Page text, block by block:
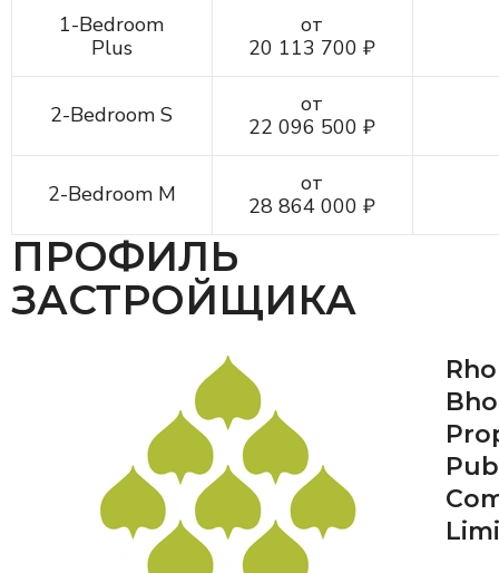
1-Bedroom
Plus
от
20 113 700 ₽
2-Bedroom S
от
22 096 500 ₽
2-Bedroom M
от
28 864 000 ₽
ПРОФИЛЬ
ЗАСТРОЙЩИКА
Bho